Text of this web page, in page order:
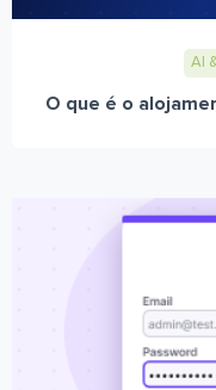
AI
O que é o